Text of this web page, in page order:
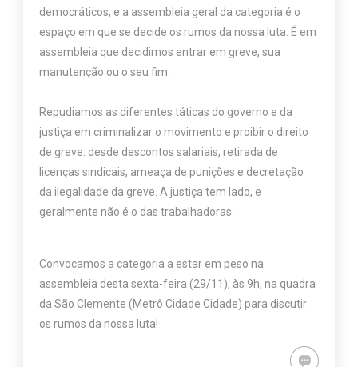
democráticos, e a assembleia geral da categoria é o
espaço em que se decide os rumos da nossa luta. É em
assembleia que decidimos entrar em greve, sua
manutenção ou o seu fim.
Repudiamos as diferentes táticas do governo e da
justiça em criminalizar o movimento e proibir o direito
de greve: desde descontos salariais, retirada de
licenças sindicais, ameaça de punições e decretação
da ilegalidade da greve. A justiça tem lado, e
geralmente não é o das trabalhadoras.
Convocamos a categoria a estar em peso na
assembleia desta sexta-feira (29/11), às 9h, na quadra
da São Clemente (Metrô Cidade Cidade) para discutir
os rumos da nossa luta!